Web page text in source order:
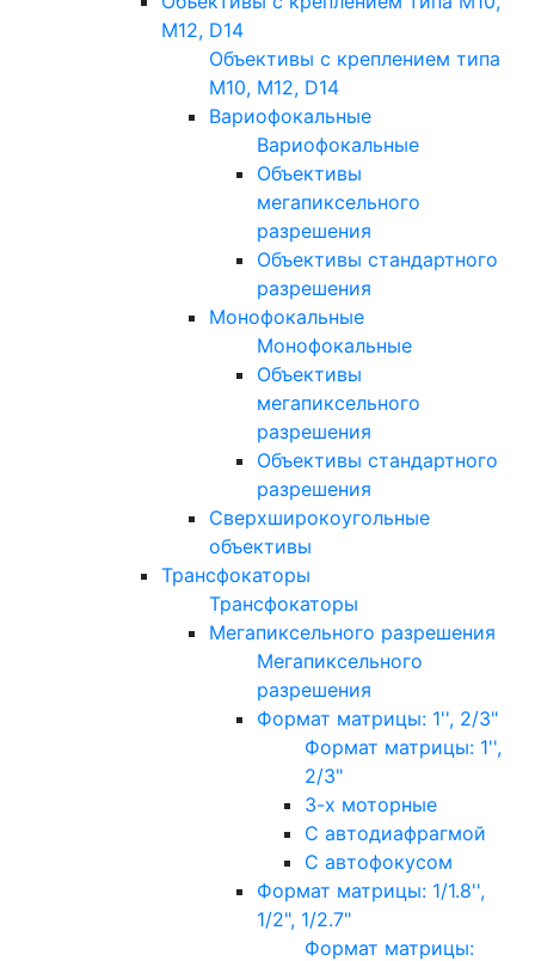
M12, D14
Объективы с креплением типа
M10, M12, D14
Вариофокальные
Вариофокальные
Объективы
мегапиксельного
разрешения
Объективы стандартного
разрешения
Монофокальные
Монофокальные
Объективы
мегапиксельного
разрешения
Объективы стандартного
разрешения
Сверхширокоугольные
объективы
Трансфокаторы
Трансфокаторы
Мегапиксельного разрешения
Мегапиксельного
разрешения
Формат матрицы: 1'', 2/3"
Формат матрицы: 1'',
2/3"
3-х моторные
С автодиафрагмой
С автофокусом
Формат матрицы: 1/1.8'',
1/2", 1/2.7"
Формат матрицы: